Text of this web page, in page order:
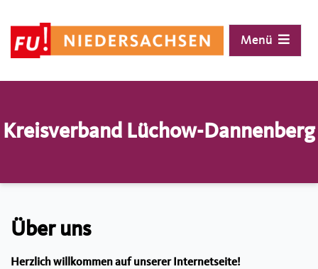
Menü
Kreisverband Lüchow-Dannenberg
Über uns
Herzlich willkommen auf unserer Internetseite!
Landesvorstand
Positionen
Vor Ort
Interner Bereich (Anmelden)
Kachelgenerator